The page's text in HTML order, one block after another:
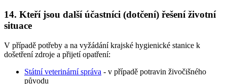
14. Kteří jsou další účastníci (dotčení) řešení životní
situace
V případě potřeby a na vyžádání krajské hygienické stanice k
došetření zdroje a přijetí opatření:
Státní veterinární správa - v případě potravin živočišného
původu